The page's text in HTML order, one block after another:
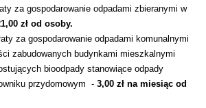
za gospodarowanie odpadami zbieranymi w
zł od osoby.
za gospodarowanie odpadami komunalnymi
zabudowanych budynkami mieszkalnymi
bioodpady stanowiące odpady
przydomowym - 3,00 zł na miesiąc od